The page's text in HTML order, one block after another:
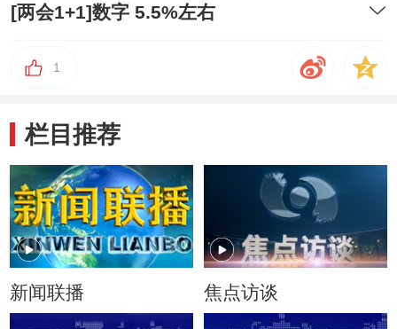
[两会1+1]数字 5.5%左右
1
栏目推荐
新闻联播 焦点访谈